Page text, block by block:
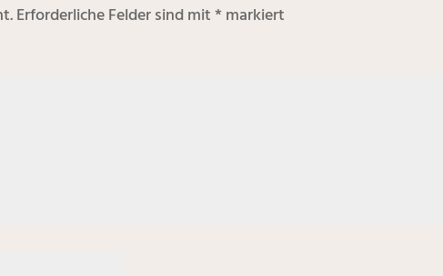
Erforderliche Felder sind mit*markiert